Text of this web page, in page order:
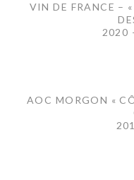
VIN DE FRANCE –
2020
AOC MORGON «